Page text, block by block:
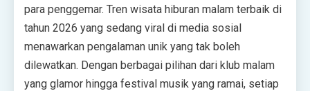
para penggemar. Tren wisata hiburan malam terbaik di
tahun 2026 yang sedang viral di media sosial
menawarkan pengalaman unik yang tak boleh
dilewatkan. Dengan berbagai pilihan dari klub malam
yang glamor hingga festival musik yang ramai, setiap